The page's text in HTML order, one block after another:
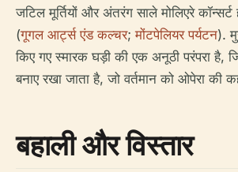
जटिल मूर्तियों और अंतरंग साले मोलिएरे कॉन्सर्ट
(गूगल आर्ट्स एंड कल्चर;मोंटपेलियर पर्यटन).
किए गए स्मारक घड़ी की एक अनूठी परंपरा है,
बनाए रखा जाता है, जो वर्तमान को ओपेरा की
बहाली और विस्तार